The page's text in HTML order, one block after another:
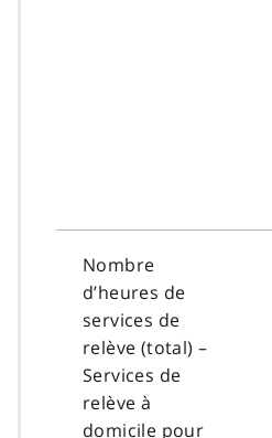
Nombre
d’heures de
services de
relève (total) –
Services de
relève à
domicile pour